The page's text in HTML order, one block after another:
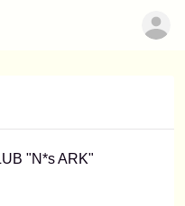
"N*s ARK"